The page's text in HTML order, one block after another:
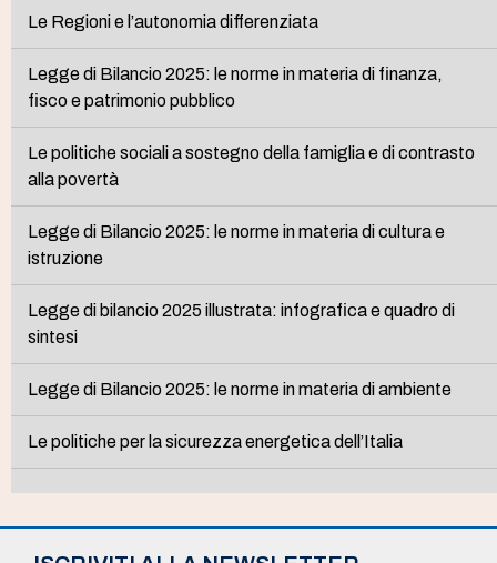
Le Regioni e l’autonomia differenziata
Legge di Bilancio 2025: le norme in materia di finanza,
fisco e patrimonio pubblico
Le politiche sociali a sostegno della famiglia e di contrasto
alla povertà
Legge di Bilancio 2025: le norme in materia di cultura e
istruzione
Legge di bilancio 2025 illustrata: infografica e quadro di
sintesi
Legge di Bilancio 2025: le norme in materia di ambiente
Le politiche per la sicurezza energetica dell’Italia